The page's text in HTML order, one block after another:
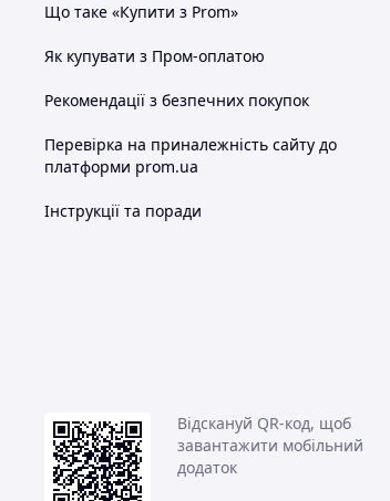
Що таке «Купити з Prom»
Як купувати з Пром-оплатою
Рекомендації з безпечних покупок
Перевірка на приналежність сайту до
платформи prom.ua
Інструкції та поради
Відскануй QR-код, щоб
завантажити мобільний
додаток